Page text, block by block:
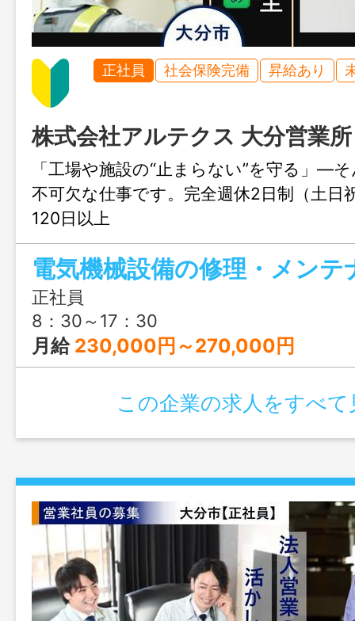
正社員 社会保険完備 昇給あり
株式会社アルテクス 大分営業所
「工場や施設の“止まらない”を守る」―
不可欠な仕事です。完全週休2日制（土日
120日以上
電気機械設備の修理・メンテ
正社員
8：30～17：30
月給 230,000円～270,000円
この企業の求人をすべて